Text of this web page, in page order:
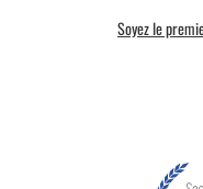
Soyez le